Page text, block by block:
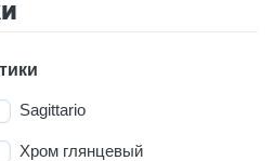
Sagittario
Хром глянцевый